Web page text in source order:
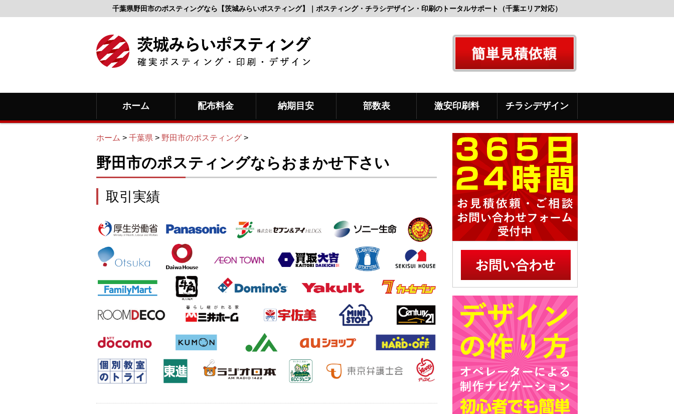
千葉県野田市のポスティングなら【茨城みらいポスティング】｜ポスティング・チラシデザイン・印刷のトータルサポート（千葉エリア対応）
ホーム 配布料金 納期目安 部数表 激安印刷料 チラシデザイン
ホーム > 千葉県 > 野田市のポスティング >
野田市のポスティングならおまかせ下さい
取引実績